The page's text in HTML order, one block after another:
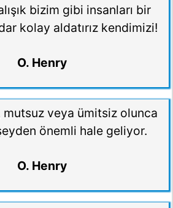
bizim gibi insanları bir
kolay aldatırız kendimizi!
O. Henry
mutsuz veya ümitsiz olunca
önemli hale geliyor.
O. Henry